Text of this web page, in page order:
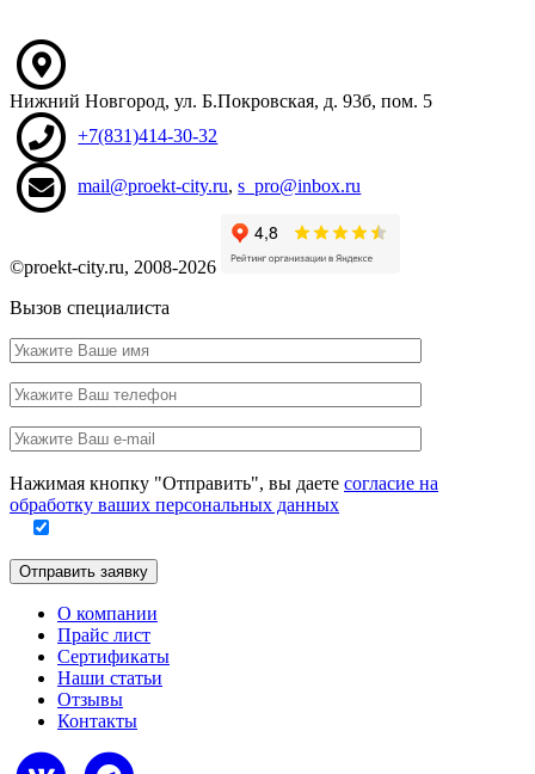
Нижний Новгород, ул. Б.Покровская, д. 93б, пом. 5
+7(831)414-30-32
mail@proekt-city.ru,s_pro@inbox.ru
©proekt-city.ru, 2008-2026
Вызов специалиста
Ваше
имя
Ваш
телефон
Ваш
e-
mail
это
поле
Нажимая кнопку "Отправить", вы даете согласие на
обработку ваших персональных данных
Отправить заявку
О компании
Прайс лист
Сертификаты
Наши статьи
Отзывы
Контакты